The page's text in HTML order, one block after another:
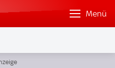
Menü